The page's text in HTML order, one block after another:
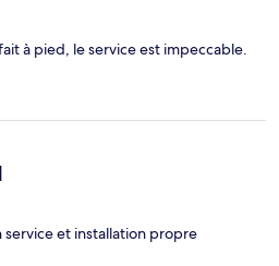
à pied, le service est impeccable.
service et installation propre